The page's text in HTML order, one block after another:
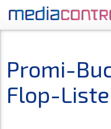
Promi-
Flop-